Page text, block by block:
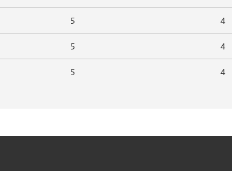
5 4
5 4
5 4